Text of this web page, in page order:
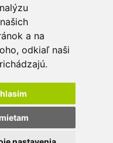
a na
odkiaľ naši